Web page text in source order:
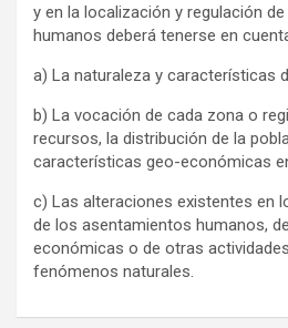
y en la localización y regulación
humanos deberá tenerse en
a) La naturaleza y características
b) La vocación de cada zona o
recursos, la distribución de la
características geo-económicas
c) Las alteraciones existentes en
de los asentamientos humanos,
económicas o de otras
fenómenos naturales.